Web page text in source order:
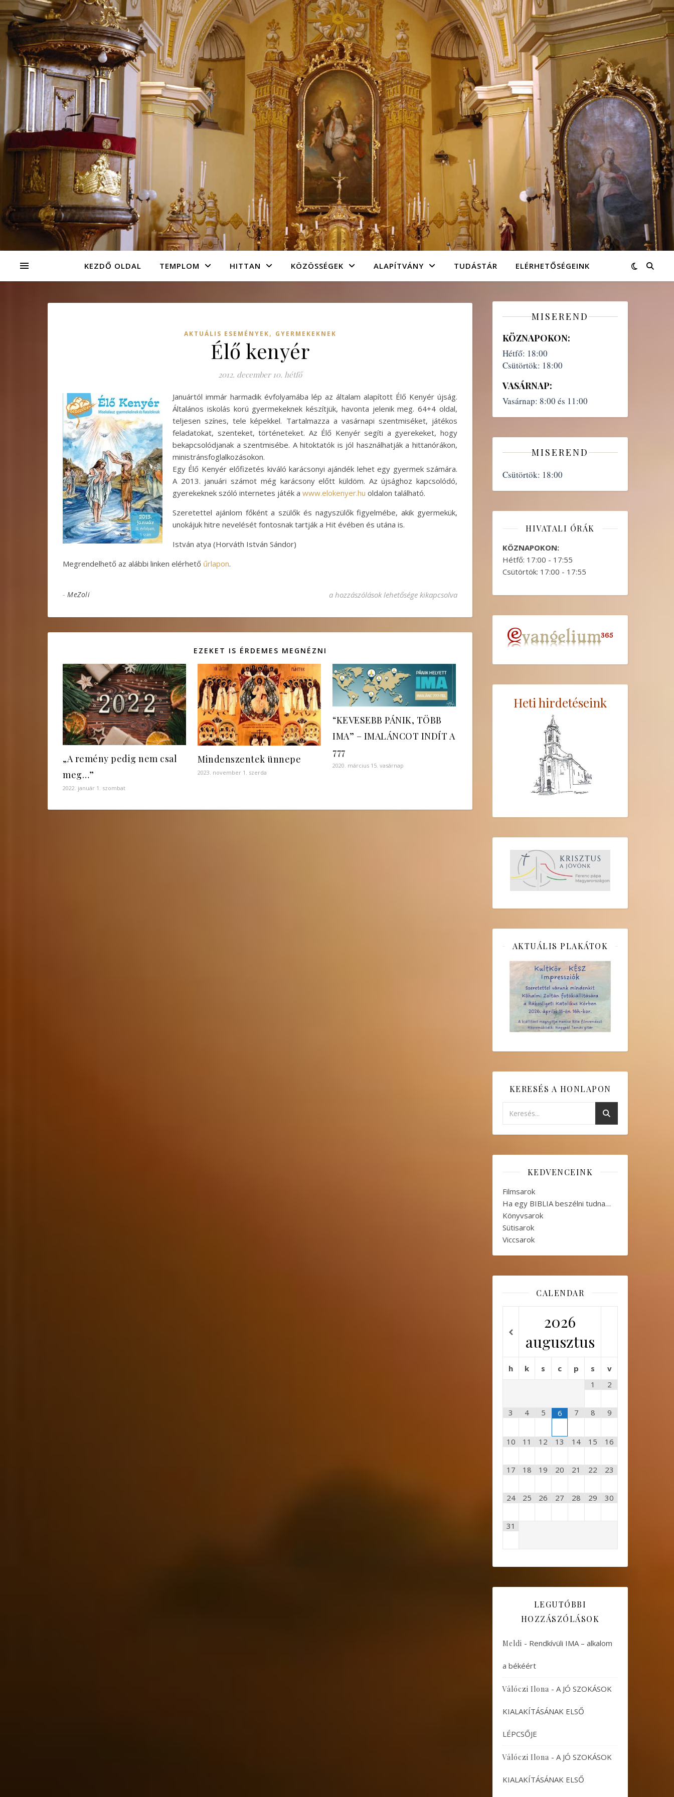
KEZDŐ OLDAL TEMPLOM HITTAN KÖZÖSSÉGEK ALAPÍTVÁNY TUDÁSTÁR ELÉRHETŐSÉGEINK
AKTUÁLIS ESEMÉNYEK, GYERMEKEKNEK
Élő kenyér
2012. december 10. hétfő
Januártól immár harmadik évfolyamába lép az általam alapított Élő Kenyér újság.
Általános iskolás korú gyermekeknek készítjük, havonta jelenik meg. 64+4 oldal,
teljesen színes, tele képekkel. Tartalmazza a vasárnapi szentmiséket, játékos
feladatokat, szenteket, történeteket. Az Élő Kenyér segíti a gyerekeket, hogy
bekapcsolódjanak a szentmisébe. A hitoktatók is jól használhatják a hittanórákon,
ministránsfoglalkozásokon.
Egy Élő Kenyér előfizetés kiváló karácsonyi ajándék lehet egy gyermek számára.
A 2013. januári számot még karácsony előtt küldöm. Az újsághoz kapcsolódó,
gyerekeknek szóló internetes játék a www.elokenyer.hu oldalon található.
Szeretettel ajánlom főként a szülők és nagyszülők figyelmébe, akik gyermekük,
unokájuk hitre nevelését fontosnak tartják a Hit évében és utána is.
István atya (Horváth István Sándor)
Megrendelhető az alábbi linken elérhető űrlapon.
- MeZoli Élő kenyér bejegyzéshez
a hozzászólások lehetősége kikapcsolva
EZEKET IS ÉRDEMES MEGNÉZNI
„A remény pedig nem csal
meg…”
2022. január 1. szombat
Mindenszentek ünnepe
2023. november 1. szerda
“KEVESEBB PÁNIK, TÖBB
IMA” – IMALÁNCOT INDÍT A
777
2020. március 15. vasárnap
MISEREND
KÖZNAPOKON:
Hétfő: 18:00
Csütörtök: 18:00
VASÁRNAP:
Vasárnap: 8:00 és 11:00
MISEREND
Csütörtök: 18:00
HIVATALI ÓRÁK
KÖZNAPOKON:
Hétfő: 17:00 - 17:55
Csütörtök: 17:00 - 17:55
Heti hirdetéseink
AKTUÁLIS PLAKÁTOK
KERESÉS A HONLAPON
KEDVENCEINK
Filmsarok
Ha egy BIBLIA beszélni tudna…
Könyvsarok
Sütisarok
Viccsarok
CALENDAR
2026
augusztus
h k s c p s
v
1
2
3 4 5 6 7 8 9
10 11 12 13 14 15 16
17 18 19 20 21 22 23
24 25 26 27 28 29 30
31
LEGUTÓBBI
HOZZÁSZÓLÁSOK
Meldi - Rendkívüli IMA – alkalom
a békéért
Válóczi Ilona - A JÓ SZOKÁSOK
KIALAKÍTÁSÁNAK ELSŐ
LÉPCSŐJE
Válóczi Ilona - A JÓ SZOKÁSOK
KIALAKÍTÁSÁNAK ELSŐ